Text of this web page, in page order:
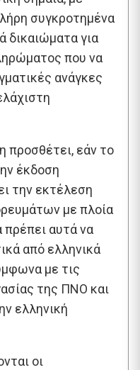
συγκροτημένα
δικαιώματα για
που να
ανάγκες
προσθέτει, εάν το
έκδοση
την εκτέλεση
με πλοία
αυτά να
από ελληνικά
με τις
της ΠΝΟ και
ελληνική
οι